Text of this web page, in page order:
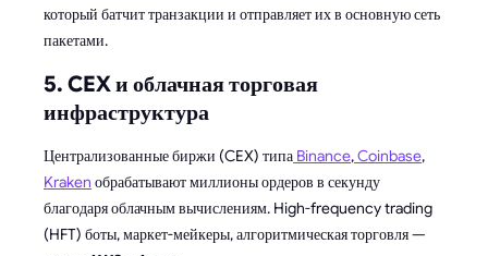
который батчит транзакции и отправляет их в основную сеть
пакетами.
5. CEX и облачная торговая
инфраструктура
Централизованные биржи (CEX) типа Binance,Coinbase,
Kraken обрабатывают миллионы ордеров в секунду
благодаря облачным вычислениям. High-frequency trading
(HFT) боты, маркет-мейкеры, алгоритмическая торговля —